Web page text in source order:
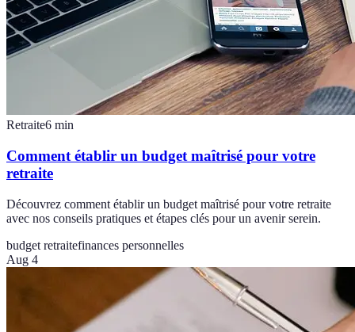
Retraite6 min
Comment établir un budget maîtrisé pour votre
retraite
Découvrez comment établir un budget maîtrisé pour votre retraite
avec nos conseils pratiques et étapes clés pour un avenir serein.
budget retraitefinances personnelles
Aug 4